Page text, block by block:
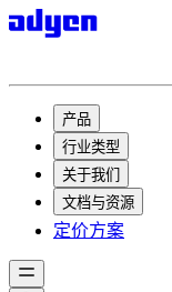
产品
行业类型
关于我们
文档与资源
定价方案